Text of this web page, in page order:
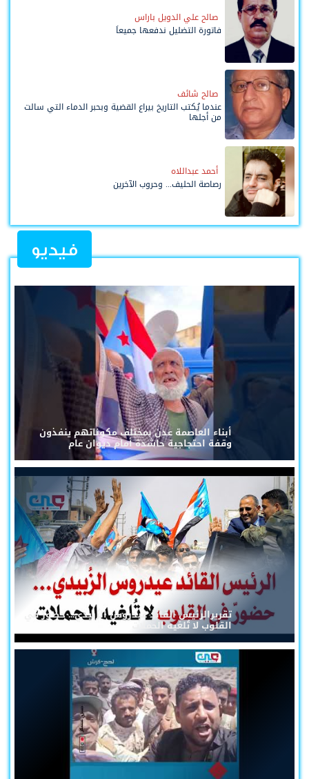
صالح علي الدويل باراس
فاتورة التضليل ندفعها جميعاً
صالح شائف
عندما يُكتب التاريخ بيراع القضية وبحبر الدماء التي سالت
من أجلها
أحمد عبداللاه
رصاصة الحليف... وحروب الآخرين
فيديو
أبناء العاصمة عدن بمختلف مكوناتهم ينفذون
وقفة احتجاجية حاشدة أمام ديوان عام
تقريرالرئيس القائد عيدروس الزُبيدي... حضورٌ في
القلوب لا تُلغيه الحملات